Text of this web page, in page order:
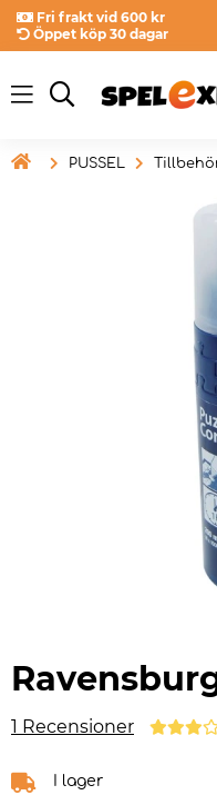
Fri frakt vid 600 kr
Öppet köp 30 dagar
 PUSSEL
1 Recensioner
I lager